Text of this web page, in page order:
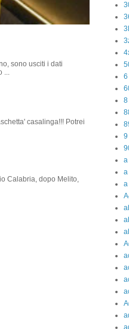
sono usciti i dati
...
casalinga!!! Potrei
Calabria, dopo Melito,
6
8
9
a
a
a